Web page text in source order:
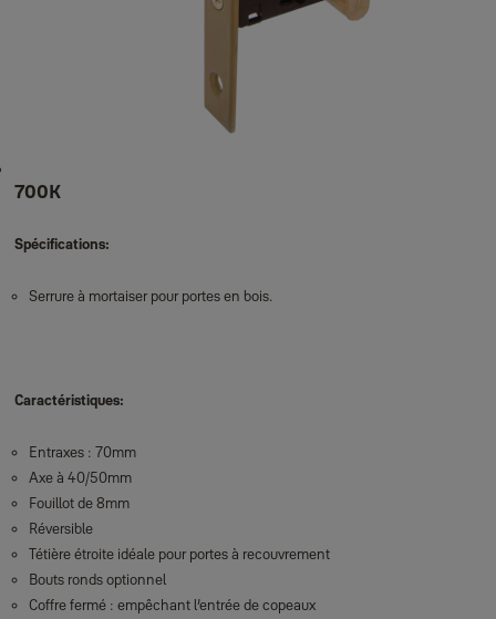
700K
Spécifications:
Serrure à mortaiser pour portes en bois.
Caractéristiques:
Entraxes : 70mm
Axe à 40/50mm
Fouillot de 8mm
Réversible
Tétière étroite idéale pour portes à recouvrement
Bouts ronds optionnel
Coffre fermé : empêchant l’entrée de copeaux